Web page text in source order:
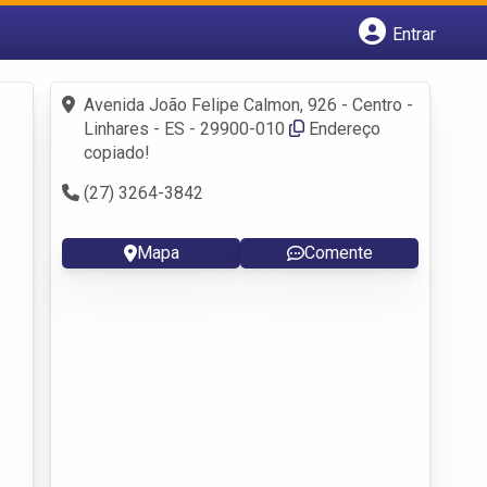
Entrar
Fazer login
Criar conta
Avenida João Felipe Calmon, 926 - Centro -
Linhares - ES - 29900-010
Endereço
copiado!
(27) 3264-3842
Mapa Comente